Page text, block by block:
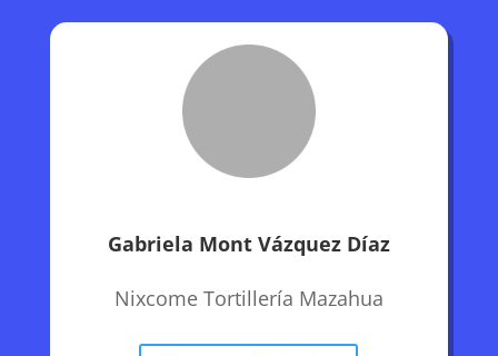
Gabriela Mont Vázquez Díaz
Nixcome Tortillería Mazahua